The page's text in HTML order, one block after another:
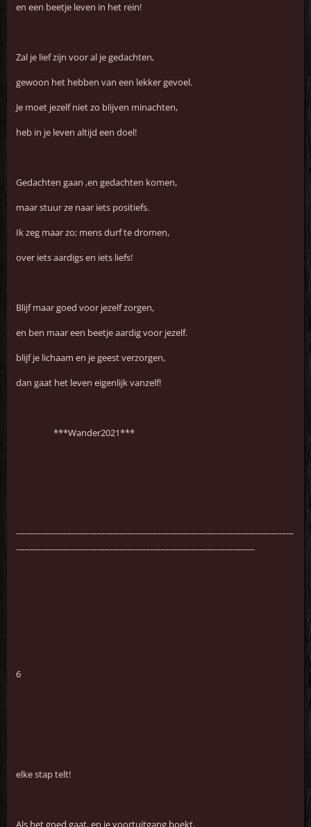
en een beetje leven in het rein!
Zal je lief zijn voor al je gedachten,
gewoon het hebben van een lekker gevoel.
Je moet jezelf niet zo blijven minachten,
heb in je leven altijd een doel!
Gedachten gaan ,en gedachten komen,
maar stuur ze naar iets positiefs.
Ik zeg maar zo; mens durf te dromen,
over iets aardigs en iets liefs!
Blijf maar goed voor jezelf zorgen,
en ben maar een beetje aardig voor jezelf.
blijf je lichaam en je geest verzorgen,
dan gaat het leven eigenlijk vanzelf!
***Wander2021***
----------------------------------------------------------------------------------------------------
--------------------------------------------------------------------------------------
6
elke stap telt!
Als het goed gaat, en je voortuitgang boekt,